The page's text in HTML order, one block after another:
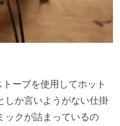
ーブを使用してホット
しか言いようがない仕掛
ックが詰まっているの